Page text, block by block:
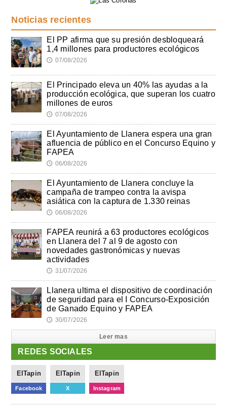
Noticias recientes
El PP afirma que su presión desbloqueará
1,4 millones para productores ecológicos
🕔 07/08/2026
El Principado eleva un 40% las ayudas a la
producción ecológica, que superan los cuatro
millones de euros
🕔 07/08/2026
El Ayuntamiento de Llanera espera una gran
afluencia de público en el Concurso Equino y
FAPEA
🕔 06/08/2026
El Ayuntamiento de Llanera concluye la
campaña de trampeo contra la avispa
asiática con la captura de 1.330 reinas
🕔 06/08/2026
FAPEA reunirá a 63 productores ecológicos
en Llanera del 7 al 9 de agosto con
novedades gastronómicas y nuevas
actividades
🕔 31/07/2026
Llanera ultima el dispositivo de coordinación
de seguridad para el I Concurso-Exposición
de Ganado Equino y FAPEA
🕔 30/07/2026
Leer mas
REDES SOCIALES
ElTapin
Facebook
ElTapin
X
ElTapin
Instagram